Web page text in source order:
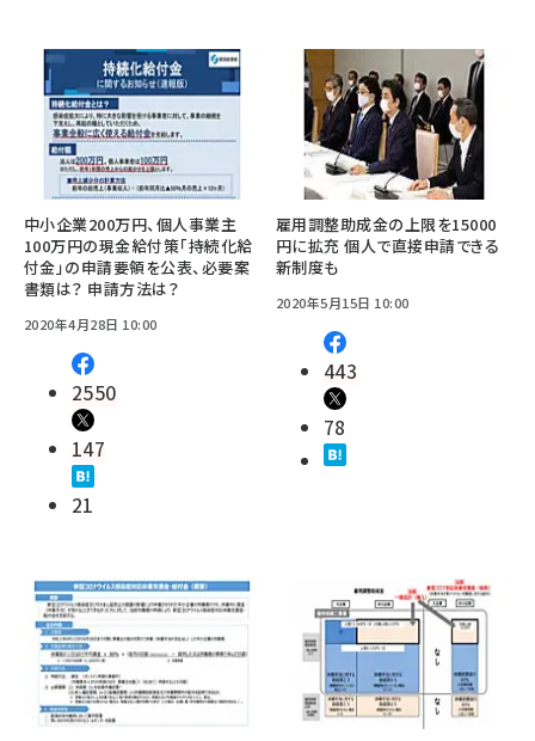
中小企業200万円、個人事業主
100万円の現金給付策「持続化給
付金」の申請要領を公表、必要案
書類は？ 申請方法は？
2020年4月28日 10:00
2550
147
21
雇用調整助成金の上限を15000
円に拡充 個人で直接申請できる
新制度も
2020年5月15日 10:00
443
78